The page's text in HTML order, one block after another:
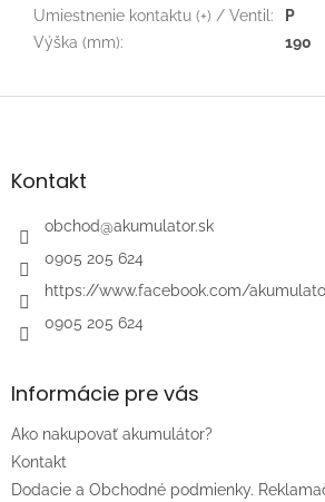
Umiestnenie kontaktu (+) / Ventil :
P
Výška (mm): 190
Z
äKontakt
obchod@akumulator.sk
0905 205 624
https://www.facebook.com/
0905 205 624
Informácie pre vás
Ako nakupovať akumulátor?
Kontakt
Dodacie a Obchodné podmienky.